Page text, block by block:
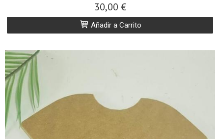
30,00 €
Añadir a Carrito